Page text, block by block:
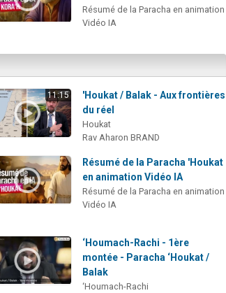
Résumé de la Paracha en animation
Vidéo IA
11:15
'Houkat / Balak - Aux frontières
du réel
Houkat
Rav Aharon BRAND
Résumé de la Paracha 'Houkat
en animation Vidéo IA
Résumé de la Paracha en animation
Vidéo IA
‘Houmach-Rachi - 1ère
montée - Paracha ‘Houkat /
Balak
‘Houmach-Rachi